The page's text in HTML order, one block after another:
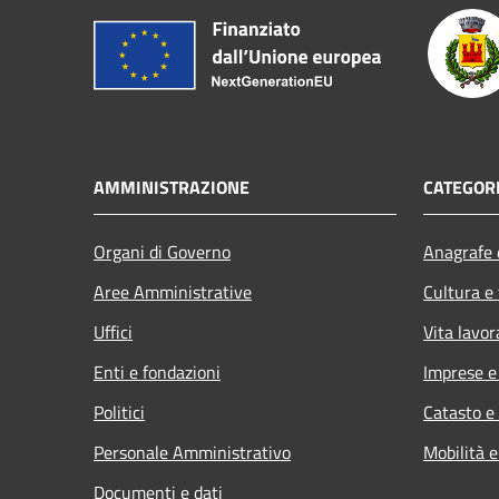
AMMINISTRAZIONE
Organi di Governo
Aree Amministrative
Uffici
Enti e fondazioni
Politici
Personale Amministrativo
Documenti e dati
Cultura
Vita
Imprese
Catasto
Mobilità